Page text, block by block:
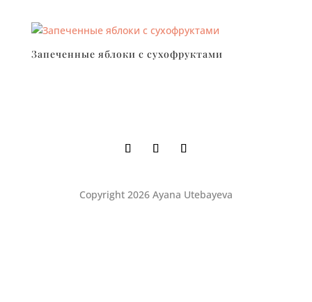
Запеченные яблоки с сухофруктами
Copyright 2026 Ayana Utebayeva